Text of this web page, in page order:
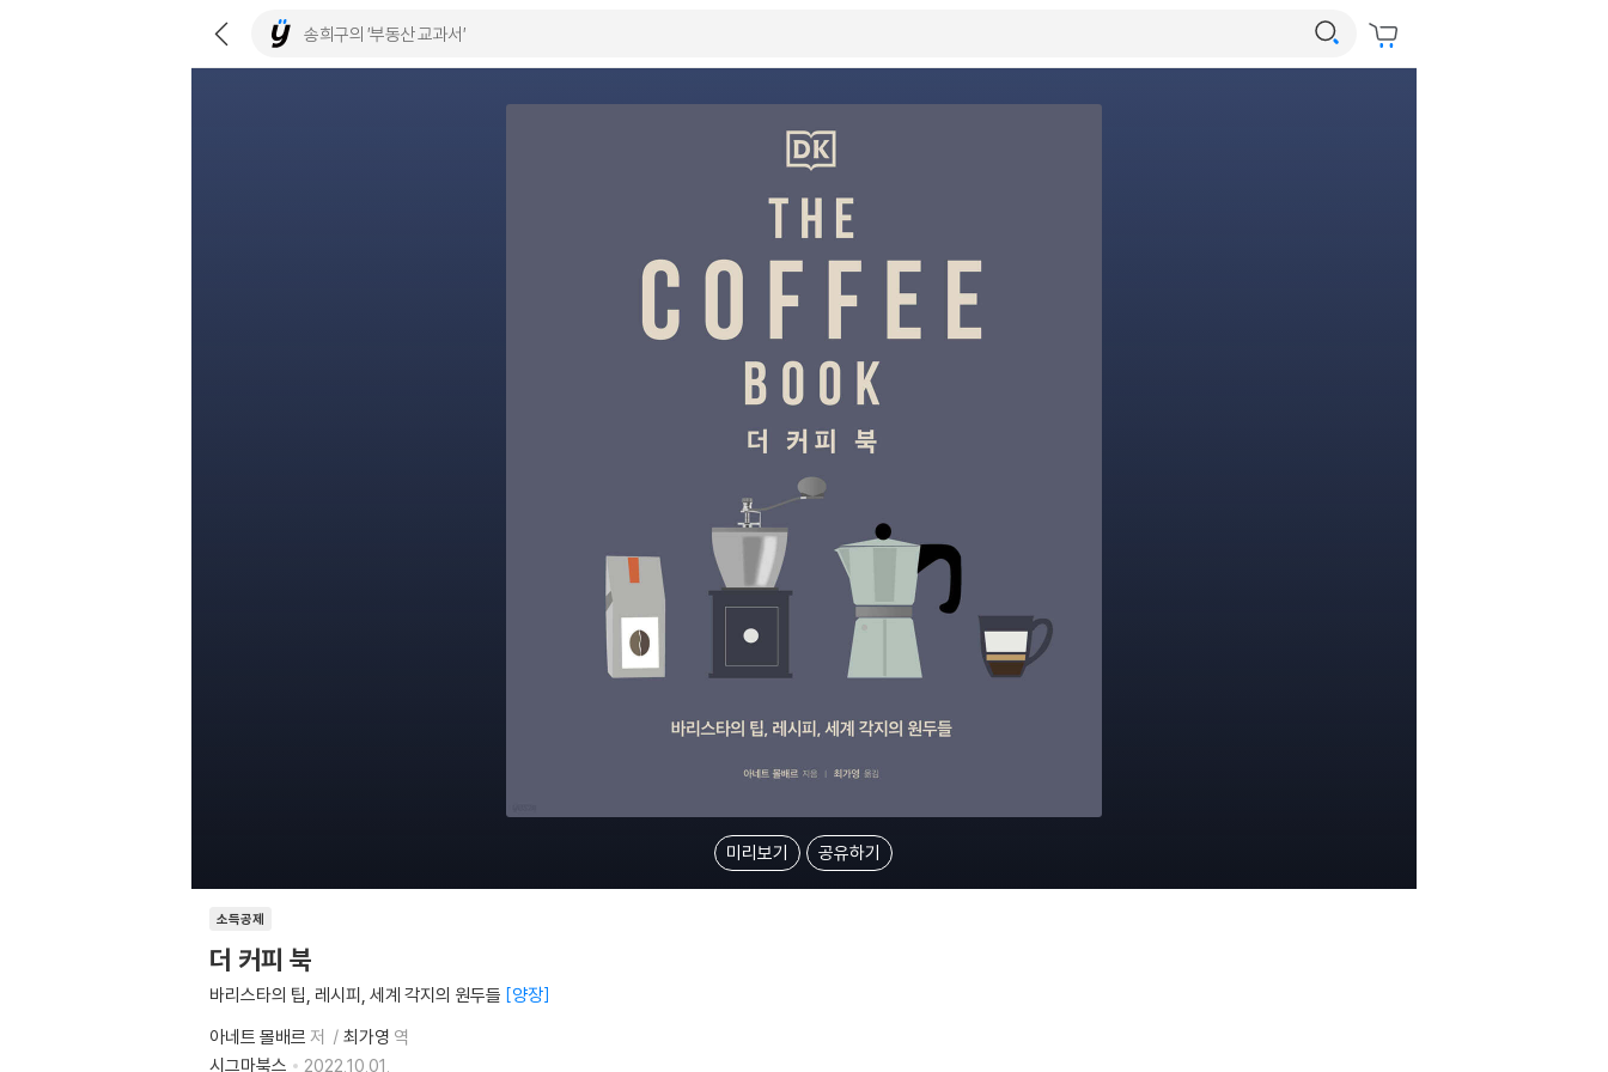
미리보기 공유하기
소득공제
더 커피 북
바리스타의 팁, 레시피, 세계 각지의 원두들 양장
아네트 몰배르 저 최가영 역
시그마북스
2022.10.01.